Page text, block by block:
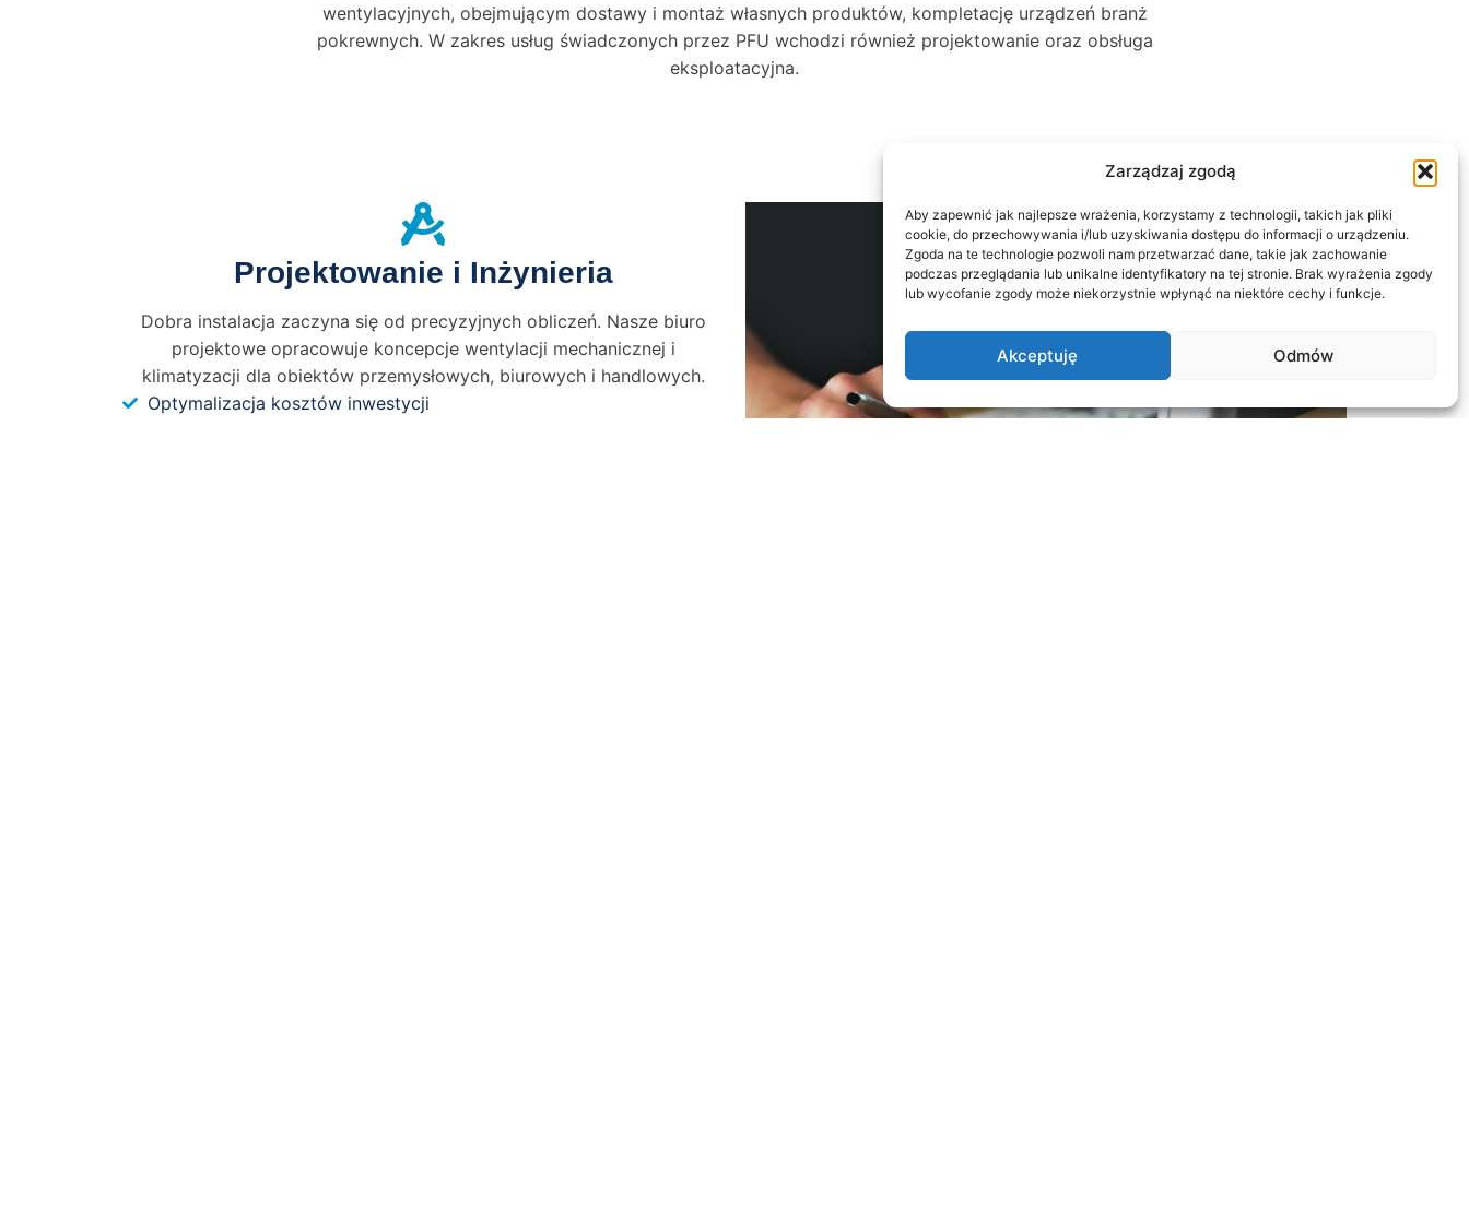
Zarządzaj zgodą
Aby zapewnić jak najlepsze wrażenia, korzystamy z technologii, takich jak pliki
cookie, do przechowywania i/lub uzyskiwania dostępu do informacji o urządzeniu.
Zgoda na te technologie pozwoli nam przetwarzać dane, takie jak zachowanie
podczas przeglądania lub unikalne identyfikatory na tej stronie. Brak wyrażenia zgody
lub wycofanie zgody może niekorzystnie wpłynąć na niektóre cechy i funkcje.
Akceptuję Odmów
wentylacyjnych, obejmującym dostawy i montaż własnych produktów, kompletację urządzeń branż
pokrewnych. W zakres usług świadczonych przez PFU wchodzi również projektowanie oraz obsługa
eksploatacyjna.
Projektowanie i Inżynieria
Dobra instalacja zaczyna się od precyzyjnych obliczeń. Nasze biuro
projektowe opracowuje koncepcje wentylacji mechanicznej i
klimatyzacji dla obiektów przemysłowych, biurowych i handlowych.
Optymalizacja kosztów inwestycji